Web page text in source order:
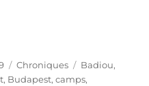
Catégories
Chroniques Étiquettes
Badiou,
, Budapest,camps,